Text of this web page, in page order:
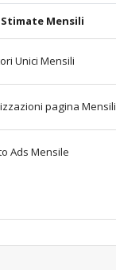
Mensili
Unici Mensili
pagina Mensili
Ads Mensile